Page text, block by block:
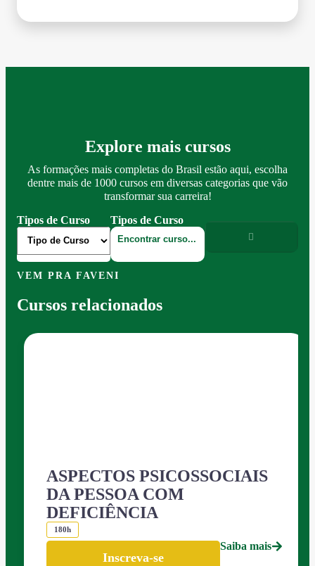
Explore mais cursos
As formações mais completas do Brasil estão aqui, escolha
dentre mais de 1000 cursos em diversas categorias que vão
transformar sua carreira!
Tipos de Curso
Tipos de Curso
VEM PRA FAVENI
Cursos relacionados
ASPECTOS PSICOSSOCIAIS
DA PESSOA COM
DEFICIÊNCIA
180h
Inscreva-se
Saiba mais